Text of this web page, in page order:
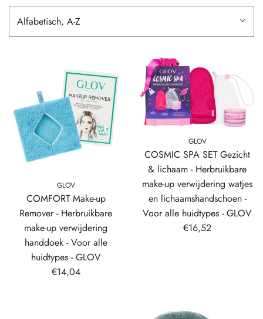
Alfabetisch, A-Z
GLOV
COMFORT Make-up
Remover - Herbruikbare
make-up verwijdering
handdoek - Voor alle
huidtypes - GLOV
€14,04
GLOV
COSMIC SPA SET Gezicht
& lichaam - Herbruikbare
make-up verwijdering watjes
en lichaamshandschoen -
Voor alle huidtypes - GLOV
€16,52